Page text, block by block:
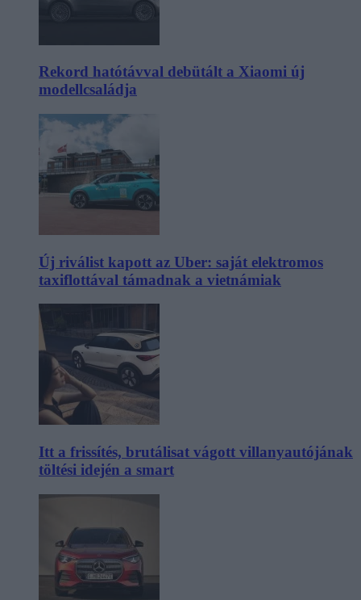
Rekord hatótávval debütált a Xiaomi új
modellcsaládja
Új riválist kapott az Uber: saját elektromos
taxiflottával támadnak a vietnámiak
Itt a frissítés, brutálisat vágott villanyautójának
töltési idején a smart